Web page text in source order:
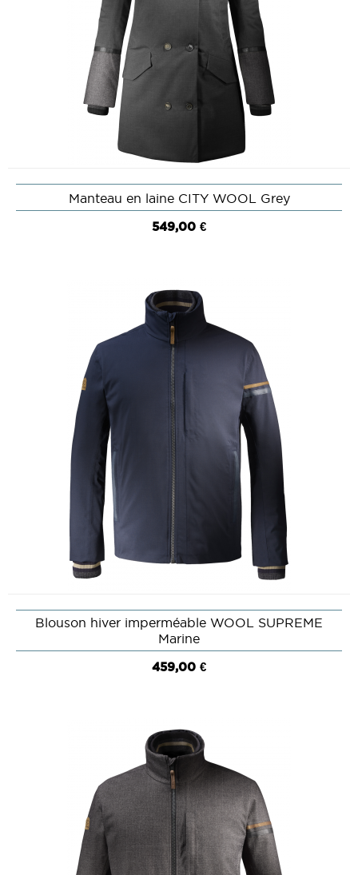
Manteau en laine CITY WOOL Grey
549,00 €
Blouson hiver imperméable WOOL SUPREME
Marine
459,00 €